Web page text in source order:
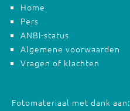
Home
Pers
ANBI-status
Algemene voorwaarden
Vragen of klachten
Fotomateriaal met dank aan: